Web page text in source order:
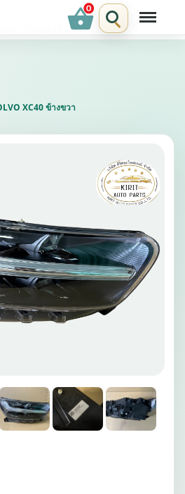
shopping_basket
XC40 ข้างขวา